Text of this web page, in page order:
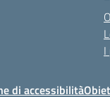
I
di accessibilità